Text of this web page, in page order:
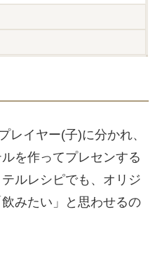
レイヤー(子)に分かれ、
を作ってプレセンする
ルレシピでも、オリジ
みたい」と思わせるの